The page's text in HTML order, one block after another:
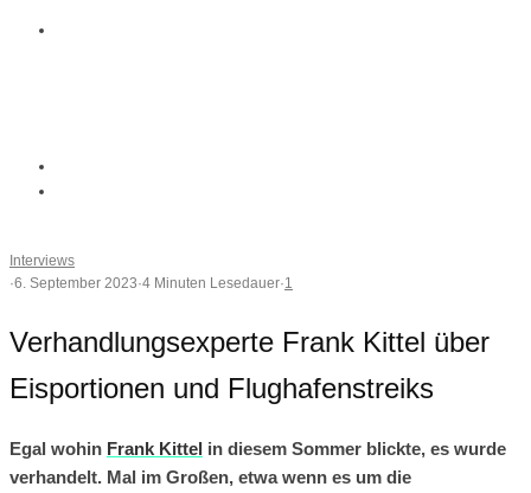
Interviews
·6. September 2023·4 Minuten Lesedauer·1
Verhandlungsexperte Frank Kittel über
Eisportionen und Flughafenstreiks
Egal wohin Frank Kittel in diesem Sommer blickte, es wurde
verhandelt. Mal im Großen, etwa wenn es um die